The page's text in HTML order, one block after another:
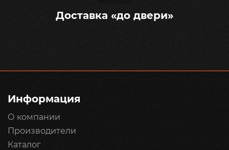
Доставка «до двери»
Информация
О компании
Производители
Каталог